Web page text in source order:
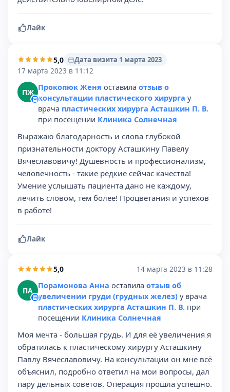
Лайк
5,0
Дата визита 1 марта 2023
17 марта 2023 в 11:12
ПЖ Прокопюк Женя оставила отзыв о
консультации пластического хирурга у
врача пластических хирурга Асташкин П. В.
при посещении Клиника Солнечная
Выражаю благодарность и слова глубокой
признательности доктору Асташкину Павелу
Вячеславовичу! Душевность и профессионализм,
человечность - такие редкие сейчас качества!
Умение услышать пациента дано не каждому,
лечить словом, тем более! Процветания и успехов
в работе!
Лайк
5,0 14 марта 2023 в 11:28
ПА Порамонова Анна оставила отзыв об
увеличении груди (грудных желез) у врача
пластических хирурга Асташкин П. В. при
посещении Клиника Солнечная
Моя мечта - большая грудь. И для её увеличения я
обратилась к пластическому хирургу Асташкину
Павлу Вячеславовичу. На консультации он мне всё
объяснил, подробно ответил на мои вопросы, дал
пару дельных советов. Операция прошла успешно.